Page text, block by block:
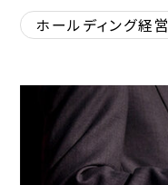
ホールディング経営